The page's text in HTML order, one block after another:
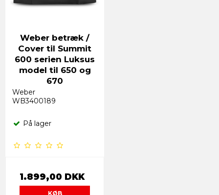
Weber betræk /
Cover til Summit
600 serien Luksus
model til 650 og
670
Weber
WB3400189
På lager
1.899,00 DKK
KØB